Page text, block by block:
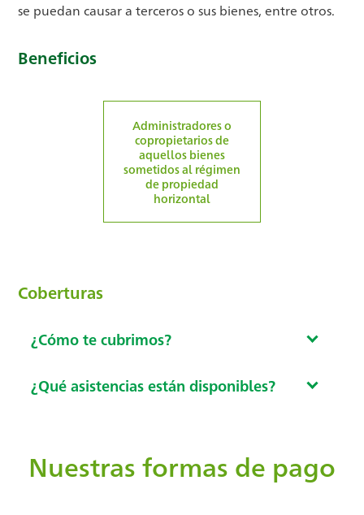
se puedan causar a terceros o sus bienes, entre otros.
Beneficios
Administradores o
copropietarios de
aquellos bienes
sometidos al régimen
de propiedad
horizontal
Coberturas
¿Cómo te cubrimos?
¿Qué asistencias están disponibles?
Nuestras formas de pago